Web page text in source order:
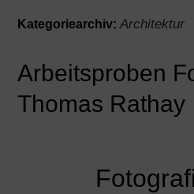
Kategoriearchiv: Architektur
Arbeitsproben
Thomas Rathay